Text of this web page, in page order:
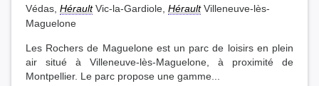
Védas, HéraultVic-la-Gardiole, HéraultVilleneuve-lès-
Maguelone
Les Rochers de Maguelone est un parc de loisirs en plein
air situé à Villeneuve-lès-Maguelone, à proximité de
Montpellier. Le parc propose une gamme...